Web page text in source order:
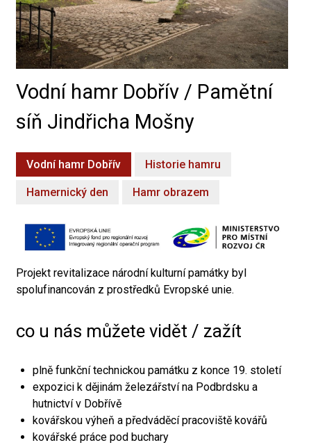
Vodní hamr Dobřív / Pamětní
síň Jindřicha Mošny
Vodní hamr Dobřív Historie hamru
Hamernický den Hamr obrazem
Projekt revitalizace národní kulturní památky byl
spolufinancován z prostředků Evropské unie.
co u nás můžete vidět / zažít
plně funkční technickou památku z konce 19. století
expozici k dějinám železářství na Podbrdsku a
hutnictví v Dobřívě
kovářskou výheň a předváděcí pracoviště kovářů
kovářské práce pod buchary